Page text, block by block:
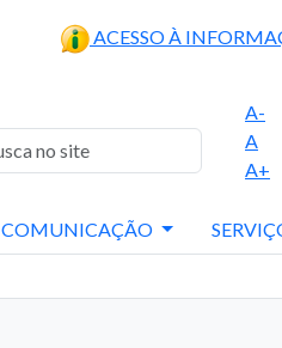
ACESSO À
A-
A
A+
COMUNICAÇÃO